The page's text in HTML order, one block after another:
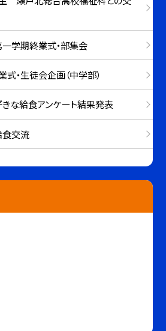
学期終業式・部集会
・生徒会企画（中学部）
な給食アンケート結果発表
交流